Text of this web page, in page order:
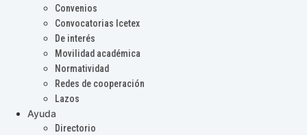
Convenios
Convocatorias Icetex
De interés
Movilidad académica
Normatividad
Redes de cooperación
Lazos
Ayuda
Directorio